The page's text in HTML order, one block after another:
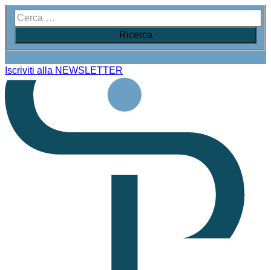
Iscriviti alla NEWSLETTER